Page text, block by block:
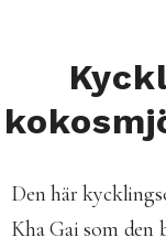
Den här
Kha Gai som den